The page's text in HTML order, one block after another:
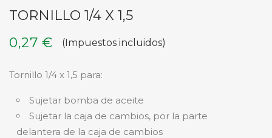
TORNILLO 1/4 X 1,5
0,27 €
(Impuestos incluidos)
Tornillo 1/4 x 1,5 para:
Sujetar bomba de aceite
Sujetar la caja de cambios, por la parte
delantera de la caja de cambios